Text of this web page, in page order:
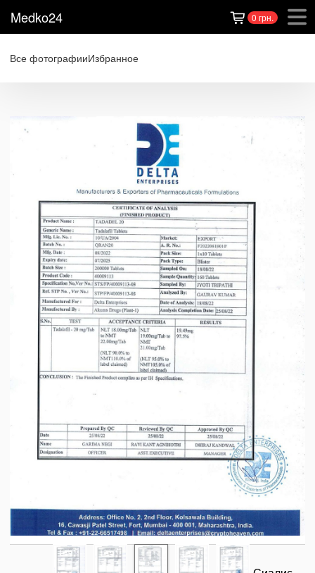
Medko24 0 грн.
Все фотографииИзбранное